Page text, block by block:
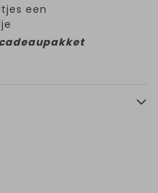
een
cadeaupakket